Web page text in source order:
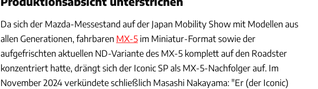
Da sich der Mazda-Messestand auf der Japan Mobility Show mit Modellen aus
allen Generationen, fahrbaren MX-5 im Miniatur-Format sowie der
aufgefrischten aktuellen ND-Variante des MX-5 komplett auf den Roadster
konzentriert hatte, drängt sich der Iconic SP als MX-5-Nachfolger auf. Im
November 2024 verkündete schließlich Masashi Nakayama: "Er (der Iconic)